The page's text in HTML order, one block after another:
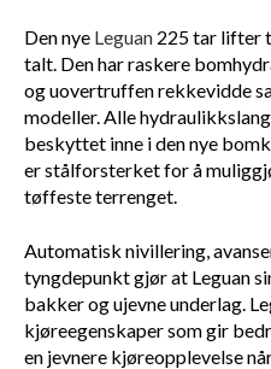
Den nye Leguan 225 tar lifter
talt. Den har raskere
og uovertruffen rekkevidde
modeller. Alle
beskyttet inne i den nye
er stålforsterket for å
tøffeste terrenget.
Automatisk nivillering,
tyngdepunkt gjør at Leguan
bakker og ujevne underlag.
kjøreegenskaper som gir
en jevnere kjøreopplevelse